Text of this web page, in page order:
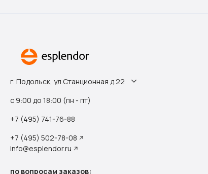
г. Подольск, ул.Станционная д.22
с 9:00 до 18:00 (пн - пт)
+7 (495) 741-76-88
+7 (495) 502-78-08
info@esplendor.ru
по вопросам заказов: